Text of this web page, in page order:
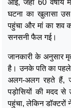
आई, जहां 60 वर्षीय
घटना का खुलासा
पहुंचा और मां का शव
सनसनी फैल गई।
जानकारी के अनुसार
है। उनके पति का पहले
अलग-अलग रहते हैं,
पड़ोसियों की मदद
पहुंचा, लेकिन डॉक्टरों